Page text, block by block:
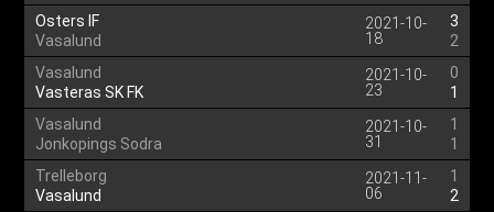
Osters IF
Vasalund
2021-10-
18
3
2
Vasalund
Vasteras SK FK
2021-10-
23
0
1
Vasalund
Jonkopings Sodra
2021-10-
31
1
1
Trelleborg
Vasalund
2021-11-
06
1
2